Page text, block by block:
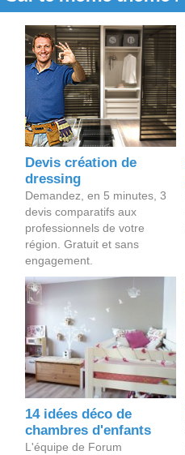
Devis création de
dressing
Demandez, en 5 minutes, 3
devis comparatifs aux
professionnels de votre
région. Gratuit et sans
engagement.
14 idées déco de
chambres d'enfants
L'équipe de Forum